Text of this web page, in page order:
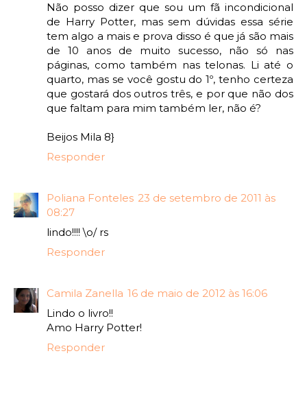
Não posso dizer que sou um fã incondicional
de Harry Potter, mas sem dúvidas essa série
tem algo a mais e prova disso é que já são mais
de 10 anos de muito sucesso, não só nas
páginas, como também nas telonas. Li até o
quarto, mas se você gostu do 1º, tenho certeza
que gostará dos outros três, e por que não dos
que faltam para mim também ler, não é?
Beijos Mila 8}
Responder
Poliana Fonteles 23 de setembro de 2011 às
08:27
lindo!!!! \o/ rs
Responder
Camila Zanella 16 de maio de 2012 às 16:06
Lindo o livro!!
Amo Harry Potter!
Responder